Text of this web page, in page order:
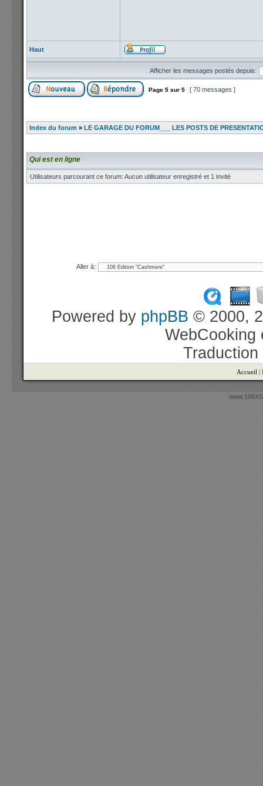
Haut
Afficher les messages postés depuis:
Page 5 sur 5 [ 70 messages ]
Index du forum » LE GARAGE DU FORUM___ LES POSTS DE
Qui est en ligne
Utilisateurs parcourant ce forum: Aucun utilisateur enregistré et 1 invité
Aller à:
Powered by phpBB © 2000,
Accueil |